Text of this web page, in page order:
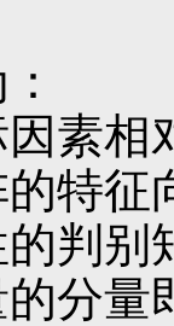
素相
特征
判别
分